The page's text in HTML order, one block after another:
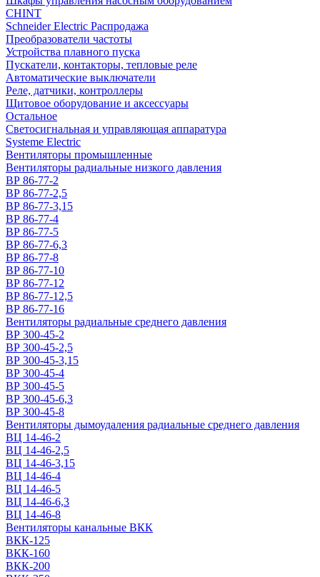
CHINT
Schneider Electric Распродажа
Преобразователи частоты
Устройства плавного пуска
Пускатели, контакторы, тепловые реле
Автоматические выключатели
Реле, датчики, контроллеры
Щитовое оборудование и аксессуары
Остальное
Светосигнальная и управляющая аппаратура
Systeme Electric
Вентиляторы промышленные
Вентиляторы радиальные низкого давления
ВР 86-77-2
ВР 86-77-2,5
ВР 86-77-3,15
ВР 86-77-4
ВР 86-77-5
ВР 86-77-6,3
ВР 86-77-8
ВР 86-77-10
ВР 86-77-12
ВР 86-77-12,5
ВР 86-77-16
Вентиляторы радиальные среднего давления
ВР 300-45-2
ВР 300-45-2,5
ВР 300-45-3,15
ВР 300-45-4
ВР 300-45-5
ВР 300-45-6,3
ВР 300-45-8
Вентиляторы дымоудаления радиальные среднего давления
ВЦ 14-46-2
ВЦ 14-46-2,5
ВЦ 14-46-3,15
ВЦ 14-46-4
ВЦ 14-46-5
ВЦ 14-46-6,3
ВЦ 14-46-8
Вентиляторы канальные ВКК
ВКК-125
ВКК-160
ВКК-200